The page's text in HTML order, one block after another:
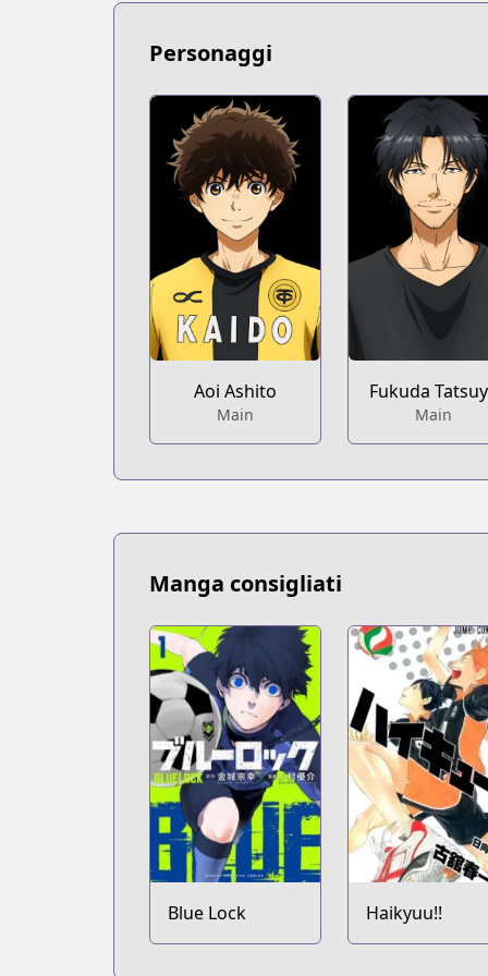
https://www.mangaupdates.com/
Book☆Walker
Official Site
Official Site
https://bigcomics.jp/episodes/
Official Site
Official Site
https://bigcomicbros.net/work/6196/
Personaggi
Aoi Ashito
Main
Fukuda
Main
Manga consigliati
Blue Lock Haikyuu!!